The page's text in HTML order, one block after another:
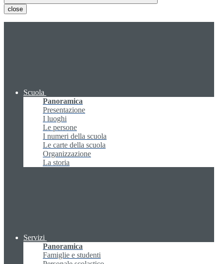
close
Scuola
Panoramica
Presentazione
I luoghi
Le persone
I numeri della scuola
Le carte della scuola
Organizzazione
La storia
Servizi
Panoramica
Famiglie e studenti